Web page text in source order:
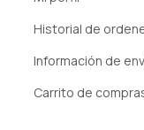
Historial de
Información de
Carrito de